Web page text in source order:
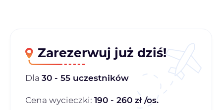
Zarezerwuj już dziś!
Dla 30 - 55 uczestników
Cena wycieczki: 190 - 260 zł /os.